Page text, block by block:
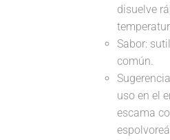
disuelve
Sabor:
común.
uso en el
escama